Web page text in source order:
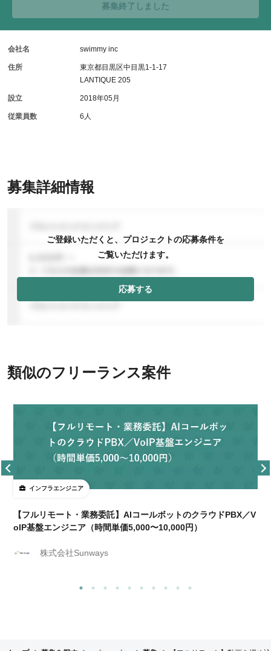
募集詳細情報
ご登録いただくと、プロジェクトの応募条件を
ご覧いただけます。
応募する
募集終了しました
会社名 swimmy inc
住所
東京都目黒区中目黒1-1-17
LANTIQUE 205
設立 2018年05月
従業員数 6人
類似のフリーランス案件
インフラエンジニア
【フルリモート・業務委託】AIコールボットのクラウドPBX／V
oIP基盤エンジニア（時間単価5,000〜10,000円）
株式会社Sunways